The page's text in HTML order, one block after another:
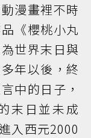
漫畫裡不時
《櫻桃小丸
世界末日與
年以後，終
中的日子，
末日並未成
入西元2000